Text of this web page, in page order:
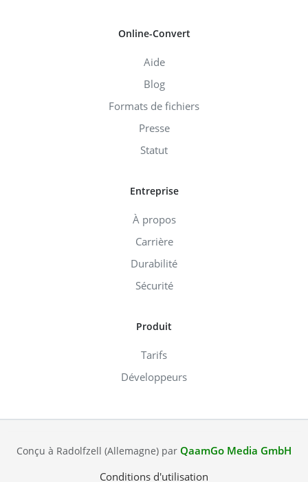
Online-Convert
Aide
Blog
Formats de fichiers
Presse
Statut
Entreprise
À propos
Carrière
Durabilité
Sécurité
Produit
Tarifs
Développeurs
Conçu à Radolfzell (Allemagne) par QaamGo Media GmbH
Conditions d'utilisation